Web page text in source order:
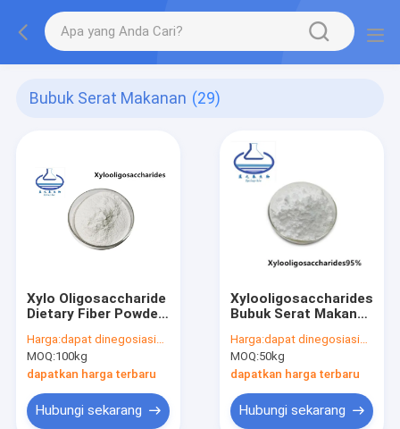
Bubuk Serat Makanan (29)
Xylo Oligosaccharide
Dietary Fiber Powder
87-99-0
Harga:dapat dinegosiasikan
MOQ:100kg
dapatkan harga terbaru
Hubungi sekarang
Xylooligosaccharides
Bubuk Serat Makanan
Penurunan Berat
Badan
Harga:dapat dinegosiasikan
MOQ:50kg
dapatkan harga terbaru
Hubungi sekarang